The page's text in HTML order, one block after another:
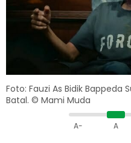
Foto: Fauzi As Bidik Bappeda
Batal. © Mami Muda
A- A